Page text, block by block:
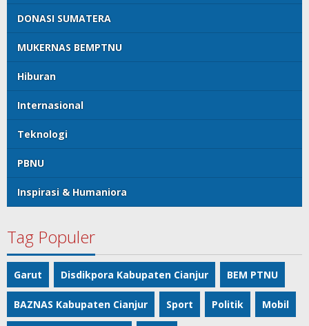
DONASI SUMATERA
MUKERNAS BEMPTNU
Hiburan
Internasional
Teknologi
PBNU
Inspirasi & Humaniora
Tag Populer
Garut Disdikpora Kabupaten Cianjur BEM PTNU
BAZNAS Kabupaten Cianjur Sport Politik Mobil